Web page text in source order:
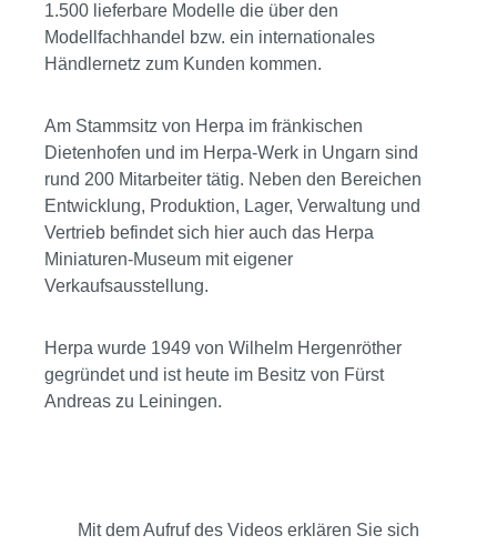
1.500 lieferbare Modelle die über den
Modellfachhandel bzw. ein internationales
Händlernetz zum Kunden kommen.
Am Stammsitz von Herpa im fränkischen
Dietenhofen und im Herpa-Werk in Ungarn sind
rund 200 Mitarbeiter tätig. Neben den Bereichen
Entwicklung, Produktion, Lager, Verwaltung und
Vertrieb befindet sich hier auch das Herpa
Miniaturen-Museum mit eigener
Verkaufsausstellung.
Herpa wurde 1949 von Wilhelm Hergenröther
gegründet und ist heute im Besitz von Fürst
Andreas zu Leiningen.
Mit dem Aufruf des Videos erklären Sie sich